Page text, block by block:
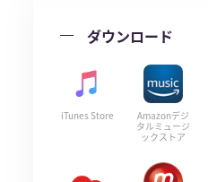
ダウンロード
iTunes Store
Amazonデジ
タルミュージ
ックストア